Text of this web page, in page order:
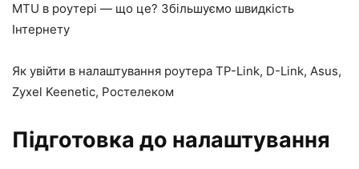
MTU в роутері — що це? Збільшуємо швидкість
Інтернету
Як увійти в налаштування роутера TP-Link, D-Link, Asus,
Zyxel Keenetic, Ростелеком
Підготовка до налаштування